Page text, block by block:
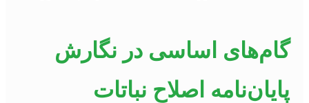
گام‌های اساسی در نگارش
پایان‌نامه اصلاح نباتات